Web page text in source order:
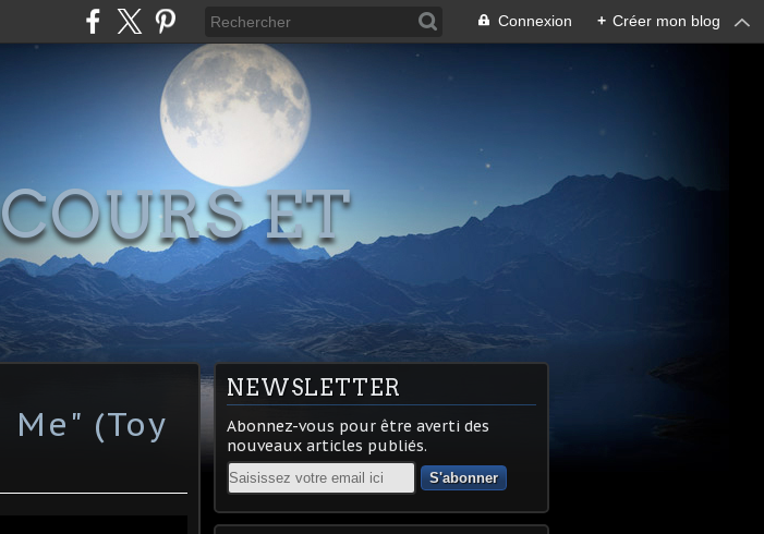
Connexion + Créer mon blog
ET
(Toy
NEWSLETTER
Abonnez-vous pour être averti des
nouveaux articles publiés.
Email